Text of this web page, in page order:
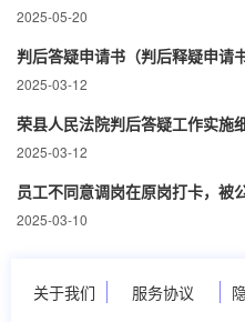
2025-05-20
判后答疑申请书（判后释疑申请
2025-03-12
荣县人民法院判后答疑工作实施
2025-03-12
员工不同意调岗在原岗打卡，被
2025-03-10
关于我们 服务协议